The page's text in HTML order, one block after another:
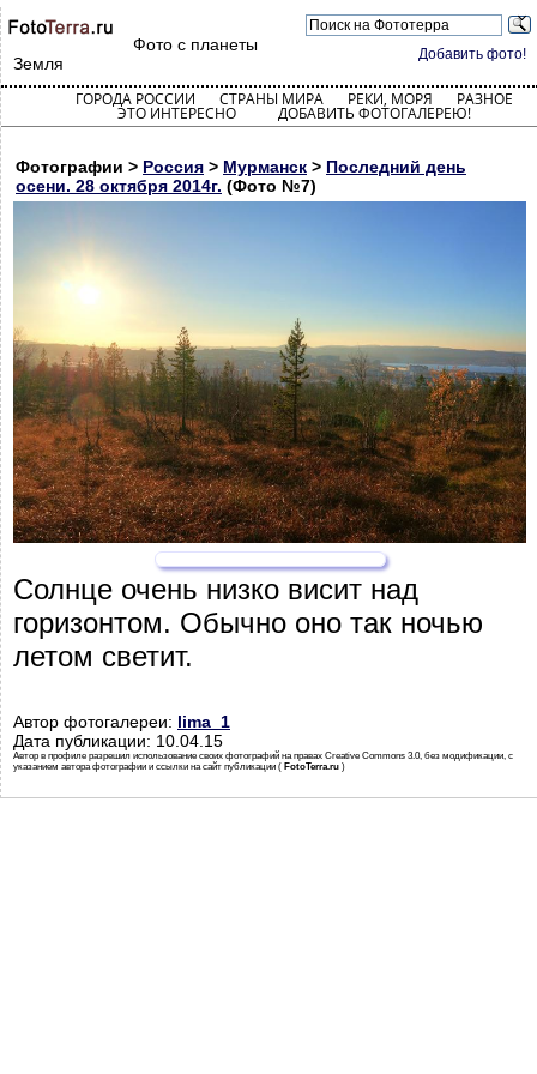
Добавить фото!
Фото с планеты
Земля
ГОРОДА РОССИИ СТРАНЫ МИРА РЕКИ, МОРЯ РАЗНОЕ
ЭТО ИНТЕРЕСНО ДОБАВИТЬ ФОТОГАЛЕРЕЮ!
Фотографии > Россия > Мурманск > Последний день
осени. 28 октября 2014г. (Фото №7)
Солнце очень низко висит над
горизонтом. Обычно оно так ночью
летом светит.
Автор фотогалереи: lima_1
Дата публикации: 10.04.15
Автор в профиле разрешил использование своих фотографий на правах Creative Commons 3.0, без модификации, с
указанием автора фотографии и ссылки на сайт публикации ( FotoTerra.ru )